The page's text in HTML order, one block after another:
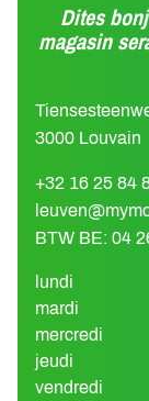
Dites
magasin
3000 Louvain
+32 16 25 84
BTW BE: 04
lundi
mardi
mercredi
jeudi
vendredi